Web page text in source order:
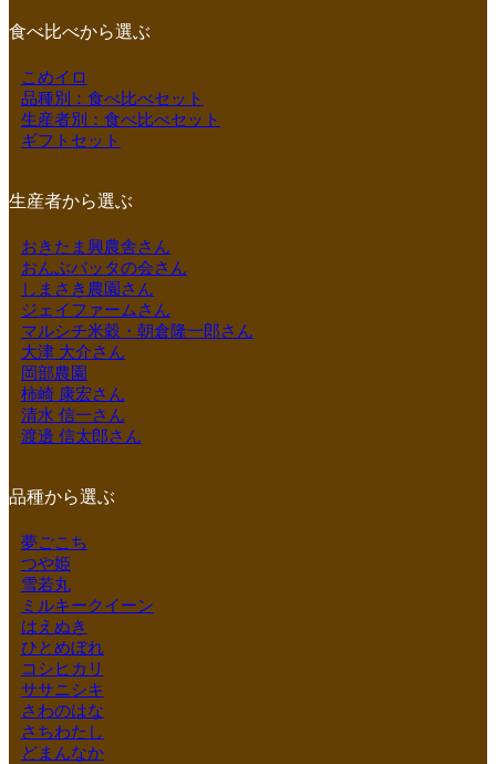
食べ比べから選ぶ
こめイロ
品種別：食べ比べセット
生産者別：食べ比べセット
ギフトセット
生産者から選ぶ
おきたま興農舎さん
おんぶバッタの会さん
しまさき農園さん
ジェイファームさん
マルシチ米穀・朝倉隆一郎さん
大津 大介さん
岡部農園
柿崎 康宏さん
清水 信一さん
渡邊 信太郎さん
品種から選ぶ
夢ごこち
つや姫
雪若丸
ミルキークイーン
はえぬき
ひとめぼれ
コシヒカリ
ササニシキ
さわのはな
さちわたし
どまんなか